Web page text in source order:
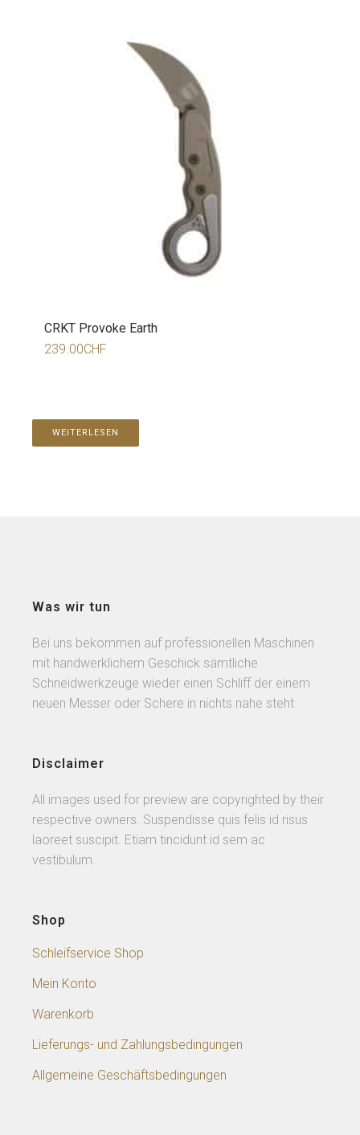
CRKT Provoke Earth
239.00CHF
WEITERLESEN
Was wir tun
Bei uns bekommen auf professionellen Maschinen
mit handwerklichem Geschick sämtliche
Schneidwerkzeuge wieder einen Schliff der einem
neuen Messer oder Schere in nichts nahe steht
Disclaimer
All images used for preview are copyrighted by their
respective owners. Suspendisse quis felis id risus
laoreet suscipit. Etiam tincidunt id sem ac
vestibulum.
Shop
Schleifservice Shop
Mein Konto
Warenkorb
Lieferungs- und Zahlungsbedingungen
Allgemeine Geschäftsbedingungen